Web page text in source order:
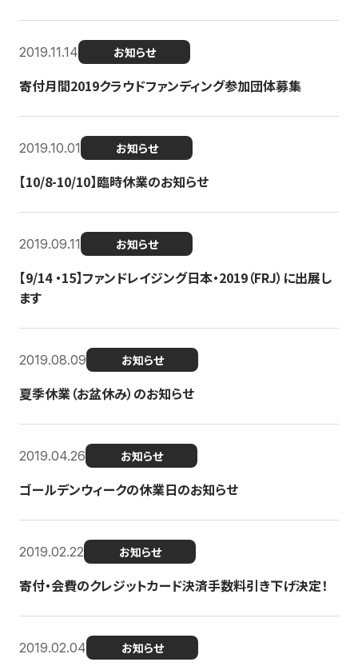
2019.11.14 お知らせ
寄付月間2019クラウドファンディング参加団体募集
2019.10.01 お知らせ
【10/8-10/10】臨時休業のお知らせ
2019.09.11 お知らせ
【9/14 ・15】ファンドレイジング日本・2019（FRJ）に出展し
ます
2019.08.09 お知らせ
夏季休業（お盆休み）のお知らせ
2019.04.26 お知らせ
ゴールデンウィークの休業日のお知らせ
2019.02.22 お知らせ
寄付・会費のクレジットカード決済手数料引き下げ決定！
2019.02.04 お知らせ